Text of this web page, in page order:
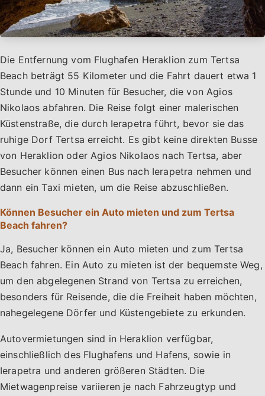
Die Entfernung vom Flughafen Heraklion zum Tertsa
Beach beträgt 55 Kilometer und die Fahrt dauert etwa 1
Stunde und 10 Minuten für Besucher, die von Agios
Nikolaos abfahren. Die Reise folgt einer malerischen
Küstenstraße, die durch Ierapetra führt, bevor sie das
ruhige Dorf Tertsa erreicht. Es gibt keine direkten Busse
von Heraklion oder Agios Nikolaos nach Tertsa, aber
Besucher können einen Bus nach Ierapetra nehmen und
dann ein Taxi mieten, um die Reise abzuschließen.
Können Besucher ein Auto mieten und zum Tertsa
Beach fahren?
Ja, Besucher können ein Auto mieten und zum Tertsa
Beach fahren. Ein Auto zu mieten ist der bequemste Weg,
um den abgelegenen Strand von Tertsa zu erreichen,
besonders für Reisende, die die Freiheit haben möchten,
nahegelegene Dörfer und Küstengebiete zu erkunden.
Autovermietungen sind in Heraklion verfügbar,
einschließlich des Flughafens und Hafens, sowie in
Ierapetra und anderen größeren Städten. Die
Mietwagenpreise variieren je nach Fahrzeugtyp und